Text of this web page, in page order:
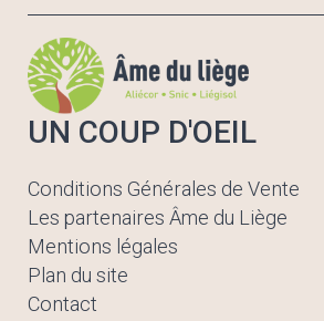
UN COUP D'OEIL
Conditions Générales de Vente
Les partenaires Âme du Liège
Mentions légales
Plan du site
Contact